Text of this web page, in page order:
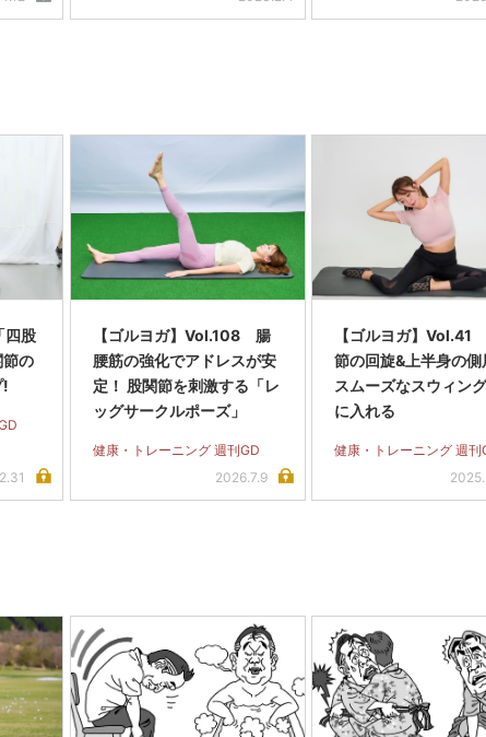
四股
節の
!
【ゴルヨガ】Vol.108 腸
腰筋の強化でアドレスが安
定！ 股関節を刺激する「レ
ッグサークルポーズ」
健康・トレーニング 週刊GD
2026.7.9
【ゴルヨガ】Vol.41
節の回旋&上半身の側
スムーズなスウィン
に入れる
健康・トレーニング 週刊